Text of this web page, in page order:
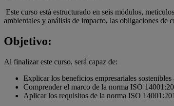
Este curso está estructurado en seis módulos,
ambientales y análisis de impacto, las obligaciones de
Objetivo:
Al finalizar este curso, será capaz de:
Explicar los beneficios empresariales
Comprender el marco de la norma ISO
Aplicar los requisitos de la norma ISO